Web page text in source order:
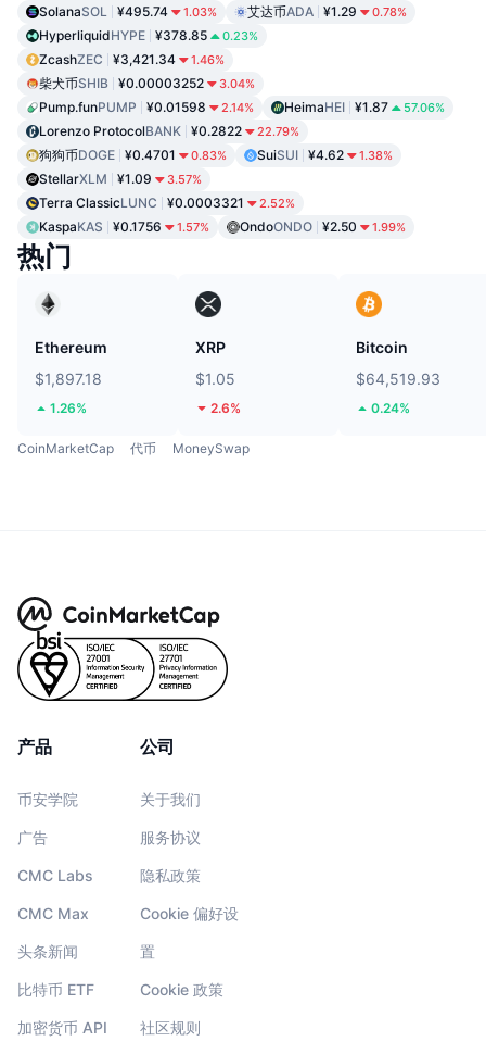
SolanaSOL ¥495.74 1.03% 艾达币ADA ¥1.29 0.78%
HyperliquidHYPE ¥378.85 0.23%
ZcashZEC ¥3,421.34 1.46%
柴犬币SHIB ¥0.00003252 3.04%
Pump.funPUMP ¥0.01598 2.14% HeimaHEI ¥1.87 57.06%
Lorenzo ProtocolBANK ¥0.2822 22.79%
狗狗币DOGE ¥0.4701 0.83% SuiSUI ¥4.62 1.38%
StellarXLM ¥1.09 3.57%
Terra ClassicLUNC ¥0.0003321 2.52%
KaspaKAS ¥0.1756 1.57% OndoONDO ¥2.50 1.99%
热门
Ethereum
$1,897.18
1.26%
XRP
$1.05
2.6%
Bitcoin
$64,519.93
0.24%
CoinMarketCap 代币 MoneySwap
产品
币安学院
广告
CMC Labs
CMC Max
头条新闻
比特币 ETF
加密货币 API
公司
关于我们
服务协议
隐私政策
Cookie 偏好设
置
Cookie 政策
社区规则